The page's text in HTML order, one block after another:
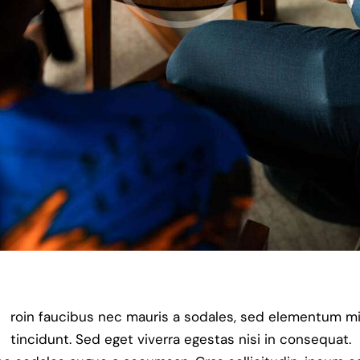
roin faucibus nec mauris a sodales, sed elementum
tincidunt. Sed eget viverra egestas nisi in consequat.